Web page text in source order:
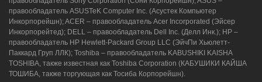
правообладатель ASUSTeK Computer Inc. (Асустек Компьютер
Инкорпорейшн); ACER – правообладатель Acer Incorporated (Эйсер
Инкорпорейтед); DELL – правообладатель Dell Inc. (Делл Инк.); HP –
правообладатель HP Hewlett-Packard Group LLC (ЭйчПи Хьюлетт-
Паккард Груп ЛЛК); Toshiba – правообладатель KABUSHIKI KAISHA
TOSHIBA, также известная как Toshiba Corporation (КАБУШИКИ КАЙША
ТОШИБА, также торгующая как Тосиба Корпорейшн).